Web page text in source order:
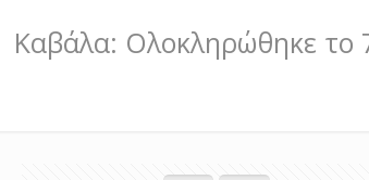
Καβάλα: Ολοκληρώθηκε το